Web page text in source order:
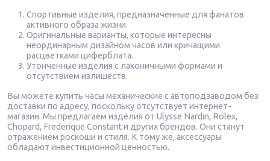
Спортивные изделия, предназначенные для фанатов
активного образа жизни.
Оригинальные варианты, которые интересны
неординарным дизайном часов или кричащими
расцветками циферблата.
Утонченные изделия с лаконичными формами и
отсутствием излишеств.
Вы можете купить часы механические с автоподзаводом без
доставки по адресу, поскольку отсутствует интернет-
магазин. Мы предлагаем изделия от Ulysse Nardin, Rolex,
Chopard, Frederique Constant и других брендов. Они станут
отражением роскоши и стиля. К тому же, аксессуары
обладают инвестиционной ценностью.